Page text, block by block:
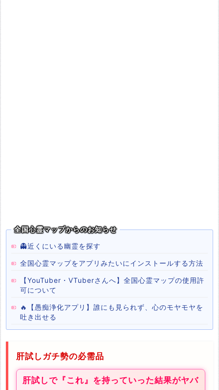
全国心霊マップからのお知らせ
👻近くにいる幽霊を探す
全国心霊マップをアプリみたいにインストールする方法
【YouTuber・VTuberさんへ】全国心霊マップの使用許
可について
🔥【愚痴浄化アプリ】誰にも見られず、心のモヤモヤを
吐き出せる
肝試しガチ勢の必需品
肝試しで『これ』を持っていった結果がヤバ